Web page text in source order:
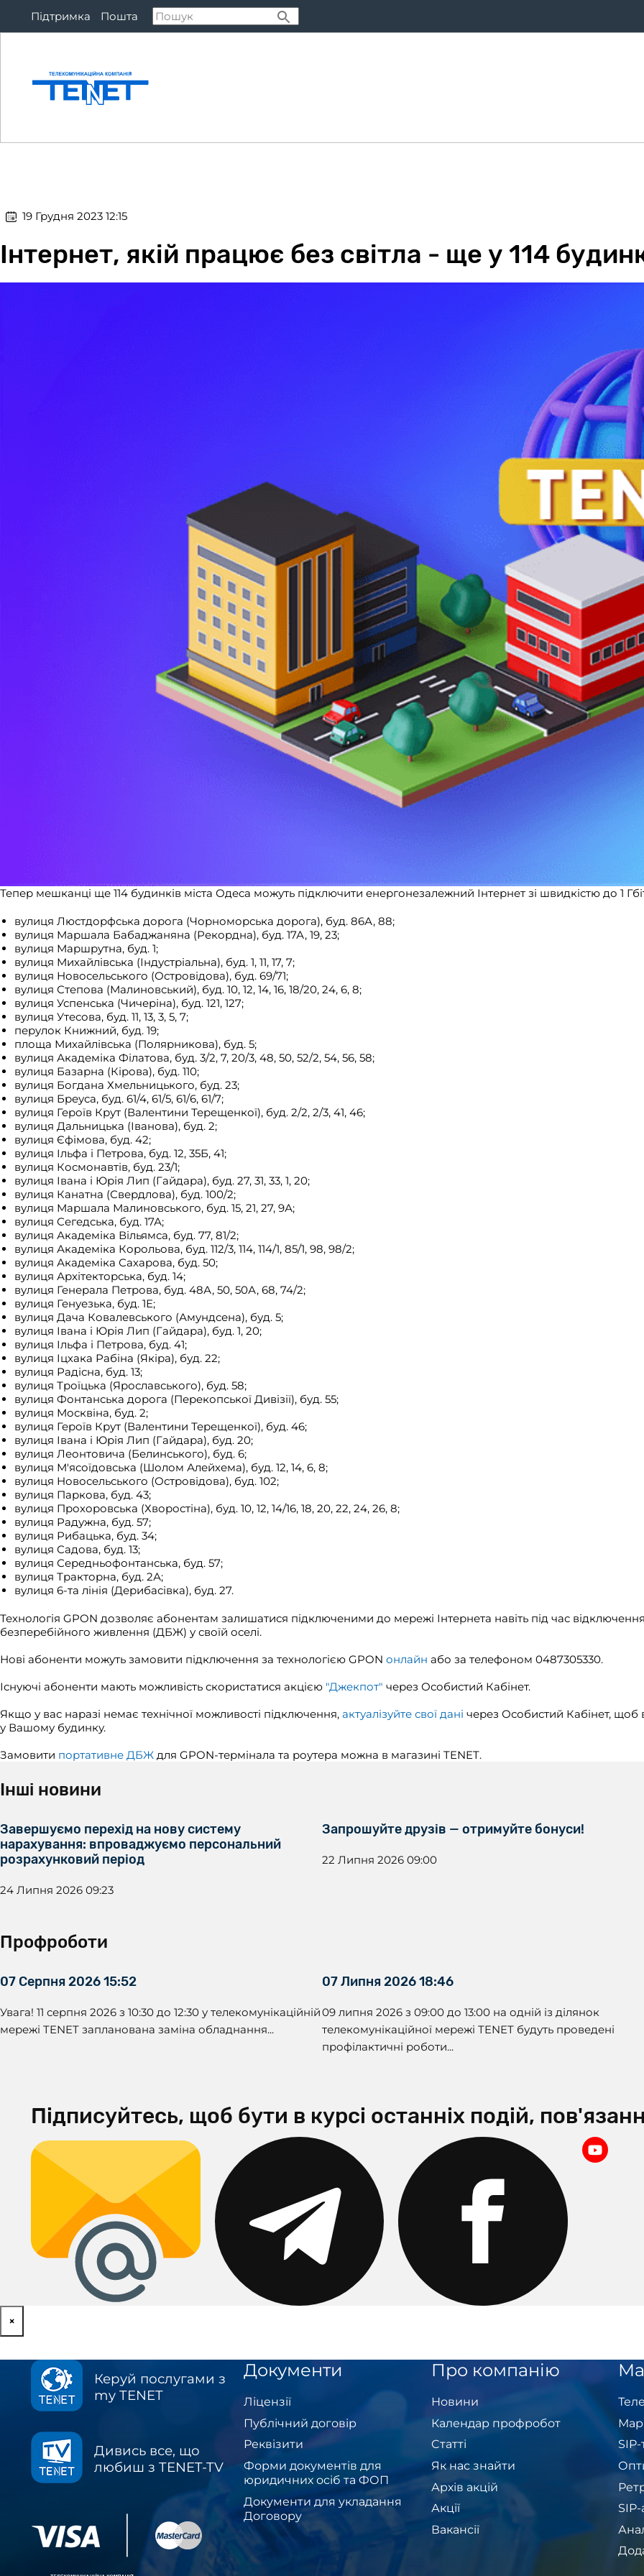
Підтримка Пошта
​​ 19 Грудня 2023 12:15
Інтернет, якiй працює без світла - ще у 114
Тепер мешканці ще 114 будинків міста Одеса можуть підключити енергонезалежний Інтернет зі швидкістю до 1
вулиця Люстдорфська дорога (Чорноморська дорога), буд. 86А, 88;
вулиця Маршала Бабаджаняна (Рекордна), буд. 17А, 19, 23;
вулиця Маршрутна, буд. 1;
вулиця Михайлівська (Індустріальна), буд. 1, 11, 17, 7;
вулиця Новосельського (Островідова), буд. 69/71;
вулиця Степова (Малиновський), буд. 10, 12, 14, 16, 18/20, 24, 6, 8;
вулиця Успенська (Чичеріна), буд. 121, 127;
вулиця Утесова, буд. 11, 13, 3, 5, 7;
перулок Книжний, буд. 19;
площа Михайлівська (Полярникова), буд. 5;
вулиця Академіка Філатова, буд. 3/2, 7, 20/3, 48, 50, 52/2, 54, 56, 58;
вулиця Базарна (Кірова), буд. 110;
вулиця Богдана Хмельницького, буд. 23;
вулиця Бреуса, буд. 61/4, 61/5, 61/6, 61/7;
вулиця Героїв Крут (Валентини Терещенкої), буд. 2/2, 2/3, 41, 46;
вулиця Дальницька (Іванова), буд. 2;
вулиця Єфімова, буд. 42;
вулиця Ільфа і Петрова, буд. 12, 35Б, 41;
вулиця Космонавтів, буд. 23/1;
вулиця Івана і Юрія Лип (Гайдара), буд. 27, 31, 33, 1, 20;
вулиця Канатна (Свердлова), буд. 100/2;
вулиця Маршала Малиновського, буд. 15, 21, 27, 9А;
вулиця Сегедська, буд. 17А;
вулиця Академіка Вільямса, буд. 77, 81/2;
вулиця Академіка Корольова, буд. 112/3, 114, 114/1, 85/1, 98, 98/2;
вулиця Академіка Сахарова, буд. 50;
вулиця Архітекторська, буд. 14;
вулиця Генерала Петрова, буд. 48А, 50, 50А, 68, 74/2;
вулиця Генуезька, буд. 1Е;
вулиця Дача Ковалевського (Амундсена), буд. 5;
вулиця Івана і Юрія Лип (Гайдара), буд. 1, 20;
вулиця Ільфа і Петрова, буд. 41;
вулиця Іцхака Рабіна (Якіра), буд. 22;
вулиця Радісна, буд. 13;
вулиця Троїцька (Ярославського), буд. 58;
вулиця Фонтанська дорога (Перекопської Дивізії), буд. 55;
вулиця Москвіна, буд. 2;
вулиця Героїв Крут (Валентини Терещенкої), буд. 46;
вулиця Івана і Юрія Лип (Гайдара), буд. 20;
вулиця Леонтовича (Белинського), буд. 6;
вулиця М'ясоїдовська (Шолом Алейхема), буд. 12, 14, 6, 8;
вулиця Новосельського (Островідова), буд. 102;
вулиця Паркова, буд. 43;
вулиця Прохоровська (Хворостіна), буд. 10, 12, 14/16, 18, 20, 22, 24, 26, 8;
вулиця Радужна, буд. 57;
вулиця Рибацька, буд. 34;
вулиця Садова, буд. 13;
вулиця Середньофонтанська, буд. 57;
вулиця Тракторна, буд. 2А;
вулиця 6-та лінія (Дерибасівка), буд. 27.
Технологія GPON дозволяє абонентам залишатися підключеними до мережі Інтернета навіть під час
безперебійного живлення (ДБЖ) у своїй оселі.
Нові абоненти можуть замовити підключення за технологією GPON онлайн або за телефоном 0487305330.
Існуючі абоненти мають можливість скористатися акцією "Джекпот" через Особистий Кабінет.
Якщо у вас наразі немає технічної можливості підключення, актуалізуйте свої дані через Особистий Кабінет, щоб
у Вашому будинку.
Замовити портативнe ДБЖ для GPON-термінала та роутера можна в магазині TENET.
Інші новини
Завершуємо перехід на нову систему
нарахування: впроваджуємо персональний
розрахунковий період
24 Липня 2026 09:23
Запрошуйте друзів — отримуйте бонуси!
22 Липня 2026 09:00
Профроботи
07 Серпня 2026 15:52
Увага! 11 серпня 2026 з 10:30 до 12:30 у телекомунікаційній
мережі TENET запланована заміна обладнання...
07 Липня 2026 18:46
09 липня 2026 з 09:00 до 13:00 на одній із ділянок
телекомунікаційної мережі TENET будуть проведені
профілактичні роботи...
Підписуйтесь, щоб бути в курсі останніх подій,
×
Керуй послугами з
my TENET
Дивись все, що
любиш з TENET-TV
Документи
Ліцензії
Публічний договір
Реквізити
Форми документів для
юридичних осіб та ФОП
Документи для укладання
Договору
Про компанію
Новини
Календар профробот
Cтатті
Як нас знайти
Архів акцій
Акції
Вакансії